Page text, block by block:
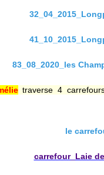
83_08_2020_les
traverse 4
le
carrefour_Laie